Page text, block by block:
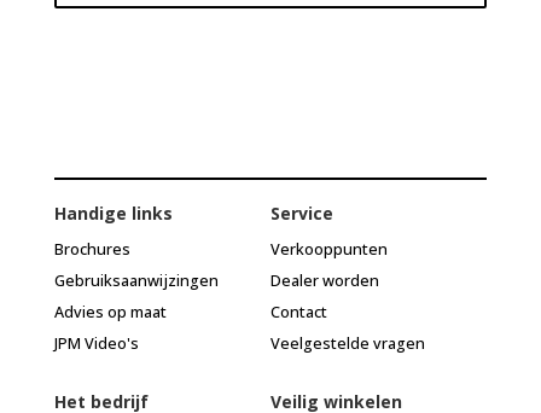
Handige links
Brochures
Gebruiksaanwijzingen
Advies op maat
JPM Video's
Service
Verkooppunten
Dealer worden
Contact
Veelgestelde vragen
Het bedrijf Veilig winkelen